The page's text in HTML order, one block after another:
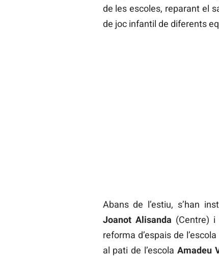
de les escoles, reparant el
de joc infantil de diferents
Abans de l’estiu, s’han
Joanot Alisanda (Centre) i
reforma d’espais de l’escola
al pati de l’escolaAmadeu